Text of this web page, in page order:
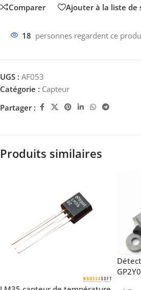
Comparer Ajouter à la liste de
18 personnes regardent ce
UGS : AF053
Catégorie : Capteur
Partager :
Produits similaires